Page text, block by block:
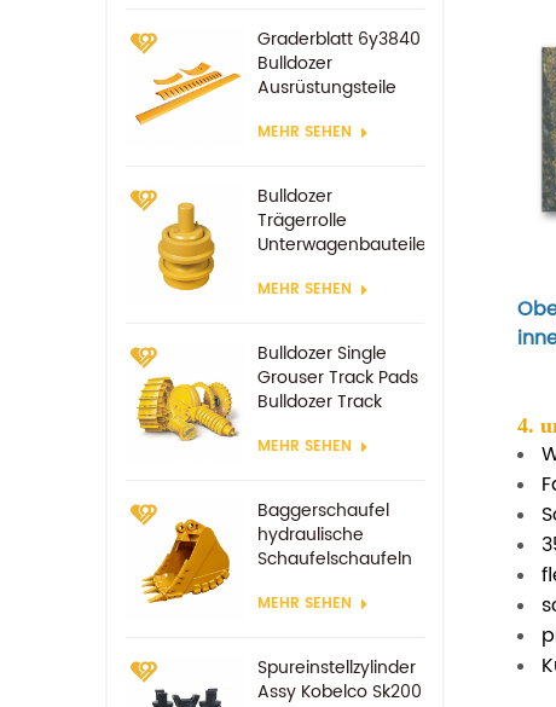
Graderblatt 6y3840
Bulldozer
Ausrüstungsteile
MEHR SEHEN
Bulldozer
Trägerrolle
Unterwagenbauteile
MEHR SEHEN
Bulldozer Single
Grouser Track Pads
Bulldozer Track
MEHR SEHEN
Baggerschaufel
hydraulische
Schaufelschaufeln
MEHR SEHEN
Spureinstellzylinder
Assy Kobelco Sk200
4.